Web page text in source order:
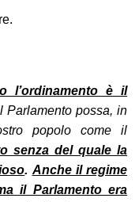
l’ordinamento è il
Parlamento possa, in
popolo come il
senza del quale la
. Anche il regime
il Parlamento era